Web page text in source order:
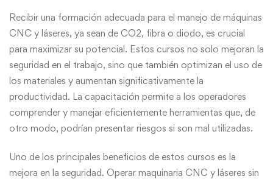
Recibir una formación adecuada para el manejo de máquinas
CNC y láseres, ya sean de CO2, fibra o diodo, es crucial
para maximizar su potencial. Estos cursos no solo mejoran la
seguridad en el trabajo, sino que también optimizan el uso de
los materiales y aumentan significativamente la
productividad. La capacitación permite a los operadores
comprender y manejar eficientemente herramientas que, de
otro modo, podrían presentar riesgos si son mal utilizadas.
Uno de los principales beneficios de estos cursos es la
mejora en la seguridad. Operar maquinaria CNC y láseres sin